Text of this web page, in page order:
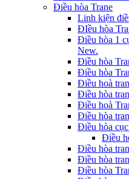
Điều hòa Trane
Linh kiện
ĐIều hòa
Điều hòa 1
New.
Điều hòa
Điều hòa
Điều hoà
Điều hòa
Điều hoà
Điều hòa
Điều hòa
Điều
Điều hòa
Điều hòa
Điều hòa